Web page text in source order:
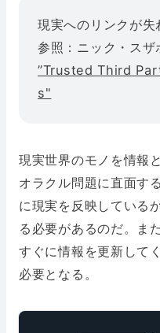
現実へのリンクが失
参照：ニック・スザ
”Trusted Third
s"
現実世界のモノを情報
オラクル問題に直面す
に現実を反映している
る必要があるのだ。ま
すぐに情報を更新して
必要となる。